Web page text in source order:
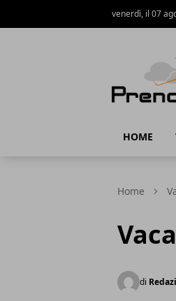
venerdì, il 07
HOME
Home
di